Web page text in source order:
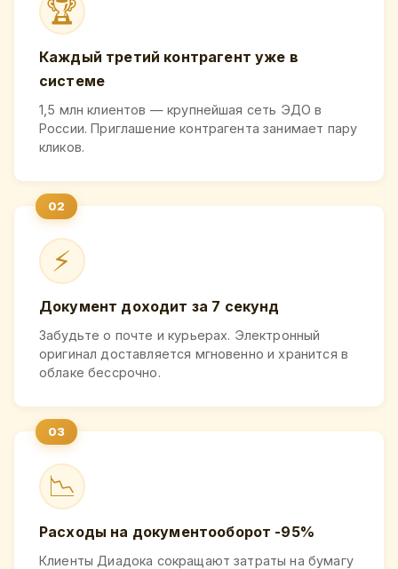
🏆
Каждый третий контрагент уже в
системе
1,5 млн клиентов — крупнейшая сеть ЭДО в
России. Приглашение контрагента занимает пару
кликов.
⚡
Документ доходит за 7 секунд
Забудьте о почте и курьерах. Электронный
оригинал доставляется мгновенно и хранится в
облаке бессрочно.
📉
Расходы на документооборот -95%
Клиенты Диадока сокращают затраты на бумагу